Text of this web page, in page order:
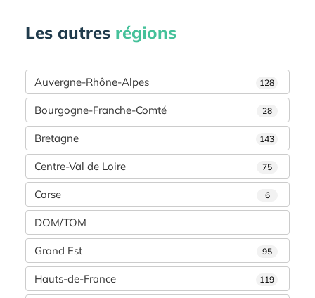
Les autres régions
Auvergne-Rhône-Alpes 128
Bourgogne-Franche-Comté 28
Bretagne 143
Centre-Val de Loire 75
Corse 6
DOM/TOM
Grand Est 95
Hauts-de-France 119